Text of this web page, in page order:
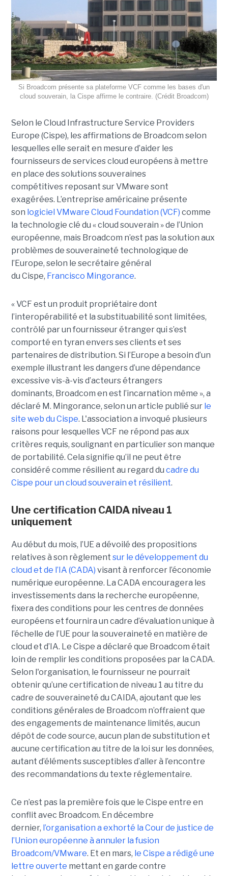
Si Broadcom présente sa plateforme VCF comme les bases d'un
cloud souverain, la Cispe affirme le contraire. (Crédit Broadcom)
Selon le Cloud Infrastructure Service Providers
Europe (Cispe), les affirmations de Broadcom selon
lesquelles elle serait en mesure d’aider les
fournisseurs de services cloud européens à mettre
en place des solutions souveraines
compétitives reposant sur VMware sont
exagérées. L’entreprise américaine présente
son logiciel VMware Cloud Foundation (VCF) comme
la technologie clé du « cloud souverain » de l’Union
européenne, mais Broadcom n’est pas la solution aux
problèmes de souveraineté technologique de
l’Europe, selon le secrétaire général
du Cispe, Francisco Mingorance.
« VCF est un produit propriétaire dont
l’interopérabilité et la substituabilité sont limitées,
contrôlé par un fournisseur étranger qui s’est
comporté en tyran envers ses clients et ses
partenaires de distribution. Si l’Europe a besoin d’un
exemple illustrant les dangers d’une dépendance
excessive vis-à-vis d’acteurs étrangers
dominants, Broadcom en est l’incarnation même », a
déclaré M. Mingorance, selon un article publié sur le
site web du Cispe. L'association a invoqué plusieurs
raisons pour lesquelles VCF ne répond pas aux
critères requis, soulignant en particulier son manque
de portabilité. Cela signifie qu’il ne peut être
considéré comme résilient au regard du cadre du
Cispe pour un cloud souverain et résilient.
Une certification CAIDA niveau 1
uniquement
Au début du mois, l’UE a dévoilé des propositions
relatives à son règlement sur le développement du
cloud et de l’IA (CADA) visant à renforcer l’économie
numérique européenne. La CADA encouragera les
investissements dans la recherche européenne,
fixera des conditions pour les centres de données
européens et fournira un cadre d’évaluation unique à
l’échelle de l’UE pour la souveraineté en matière de
cloud et d’IA. Le Cispe a déclaré que Broadcom était
loin de remplir les conditions proposées par la CADA.
Selon l'organisation, le fournisseur ne pourrait
obtenir qu’une certification de niveau 1 au titre du
cadre de souveraineté du CAIDA, ajoutant que les
conditions générales de Broadcom n’offraient que
des engagements de maintenance limités, aucun
dépôt de code source, aucun plan de substitution et
aucune certification au titre de la loi sur les données,
autant d’éléments susceptibles d’aller à l’encontre
des recommandations du texte réglementaire.
Ce n’est pas la première fois que le Cispe entre en
conflit avec Broadcom. En décembre
dernier, l’organisation a exhorté la Cour de justice de
l’Union européenne à annuler la fusion
Broadcom/VMware. Et en mars, le Cispe a rédigé une
lettre ouverte mettant en garde contre